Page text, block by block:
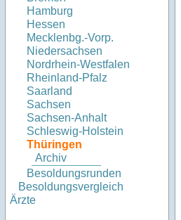
Hamburg
Hessen
Mecklenbg.-Vorp.
Niedersachsen
Nordrhein-Westfalen
Rheinland-Pfalz
Saarland
Sachsen
Sachsen-Anhalt
Schleswig-Holstein
Thüringen
Archiv
Besoldungsrunden
Besoldungsvergleich
Ärzte